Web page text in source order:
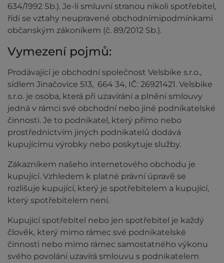
634/1992 Sb.). Je-li smluvní stranou nikoli spotřebitel,
řídí se vztahy neupravené obchodnímipodmínkami
občanským zákoníkem (č. 89/2012 Sb.).
Vymezení pojmů:
Prodávající je obchodní společnost Velsbike s.r.o.,
sídlem Jinačovice 513, 664 34, IČ: 26921421. Velsbike
s.r.o. je osoba, která při uzavírání a plnění smlouvy
jedná v rámci své obchodní nebo jiné podnikatelské
činnosti. Je to podnikatel, který přímo nebo
prostřednictvím jiných podnikatelů dodává
kupujícímu výrobky nebo poskytuje služby.
Zákazníkem našeho internetového obchodu je
kupující. Vzhledem k platné právní úpravě se
rozlišuje kupující, který je spotřebitelem a kupující,
který spotřebitelem není.
Kupující spotřebitel nebo jen spotřebitel je každý
člověk, který mimo rámec své podnikatelské
činnosti nebo mimo rámec samostatného výkonu
svého povolání uzavírá smlouvu s podnikatelem